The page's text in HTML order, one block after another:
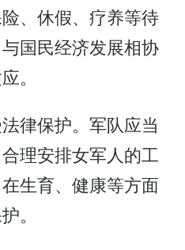
、休假、疗养等待
国民经济发展相协
。
律保护。军队应当
理安排女军人的工
生育、健康等方面
。